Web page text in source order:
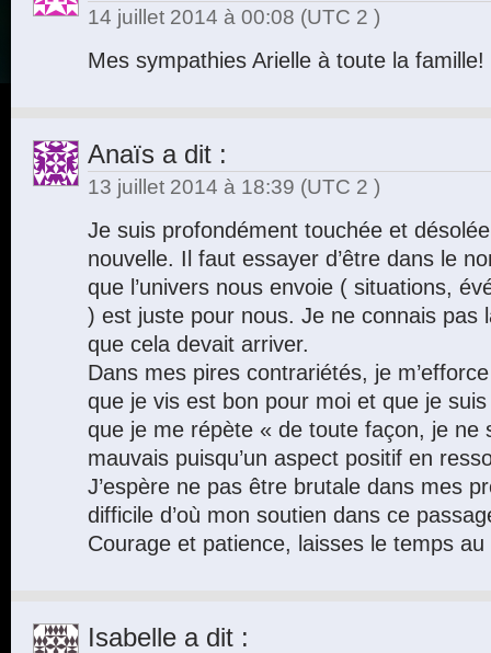
14 juillet 2014 à 00:08 (UTC 2 )
Mes sympathies Arielle à toute la famille!
Anaïs a dit :
13 juillet 2014 à 18:39 (UTC 2 )
Je suis profondément touchée et
nouvelle. Il faut essayer d’être dans le
que l’univers nous envoie ( situations,
) est juste pour nous. Je ne connais pas
que cela devait arriver.
Dans mes pires contrariétés, je
que je vis est bon pour moi et que je
que je me répète « de toute façon, je ne
mauvais puisqu’un aspect positif en
J’espère ne pas être brutale dans mes
difficile d’où mon soutien dans ce
Courage et patience, laisses le temps
Isabelle a dit :